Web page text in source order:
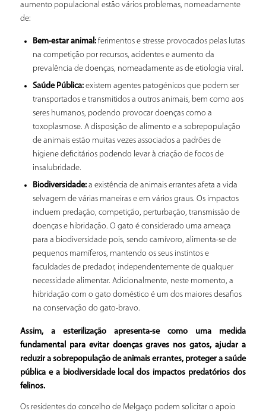
aumento populacional estão vários problemas, nomeadamente
de:
Bem-estar animal:ferimentos e stresse provocados pelas lutas
na competição por recursos, acidentes e aumento da
prevalência de doenças, nomeadamente as de etiologia viral.
Saúde Pública:existem agentes patogénicos que podem ser
transportados e transmitidos a outros animais, bem como aos
seres humanos, podendo provocar doenças como a
toxoplasmose. A disposição de alimento e a sobrepopulação
de animais estão muitas vezes associados a padrões de
higiene deficitários podendo levar à criação de focos de
insalubridade.
Biodiversidade:a existência de animais errantes afeta a vida
selvagem de várias maneiras e em vários graus. Os impactos
incluem predação, competição, perturbação, transmissão de
doenças e hibridação. O gato é considerado uma ameaça
para a biodiversidade pois, sendo carnívoro, alimenta-se de
pequenos mamíferos, mantendo os seus instintos e
faculdades de predador, independentemente de qualquer
necessidade alimentar. Adicionalmente, neste momento, a
hibridação com o gato doméstico é um dos maiores desafios
na conservação do gato-bravo.
Assim, a esterilização apresenta-se como uma medida
fundamental para evitar doenças graves nos gatos, ajudar a
reduzir a sobrepopulação de animais errantes, proteger a saúde
pública e a biodiversidade local dos impactos predatórios dos
felinos.
Os residentes do concelho de Melgaço podem solicitar o apoio